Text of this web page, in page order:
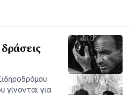
γίνονται για